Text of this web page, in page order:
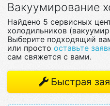
Вакуумирование
Найдено 5 сервисных
холодильников
Выберите подходящий
или просто оставьте
сам свяжется с вами.
Быстрая